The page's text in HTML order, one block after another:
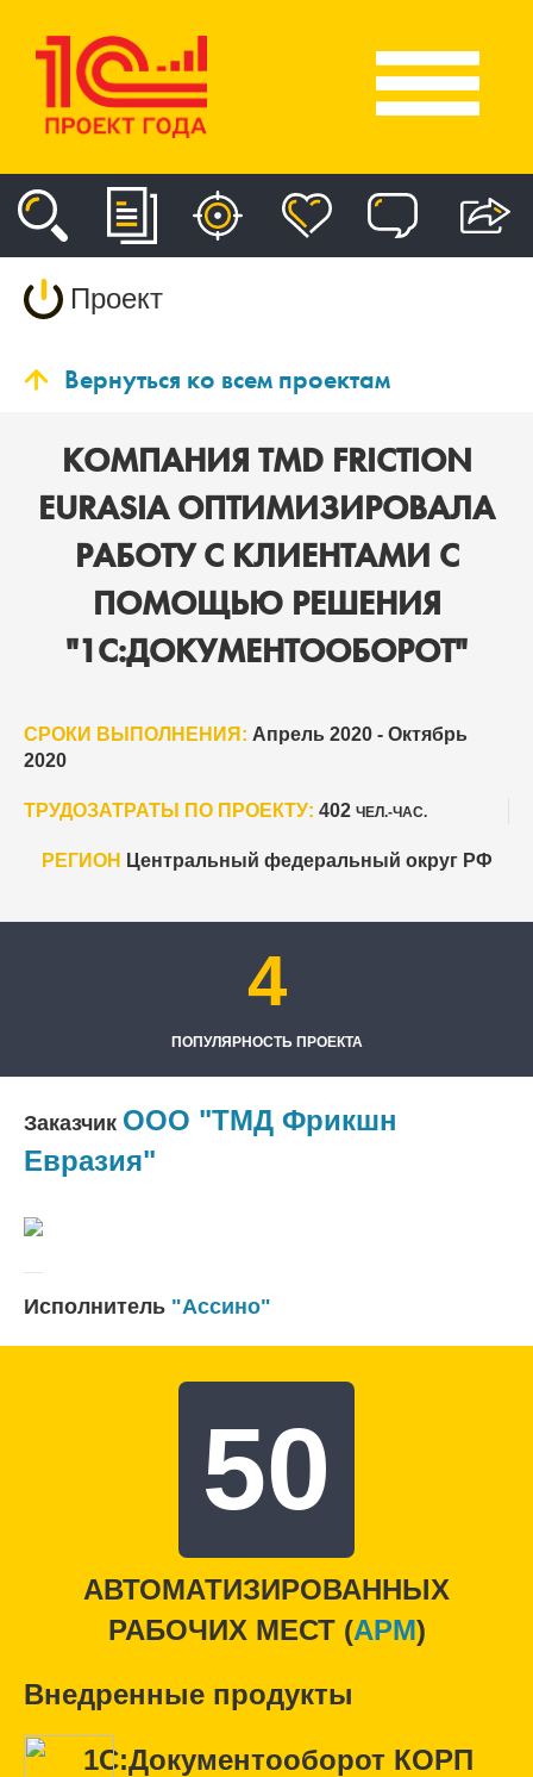
Проект
Вернуться ко всем проектам
КОМПАНИЯ TMD FRICTION
EURASIA ОПТИМИЗИРОВАЛА
РАБОТУ С КЛИЕНТАМИ С
ПОМОЩЬЮ РЕШЕНИЯ
"1С:ДОКУМЕНТООБОРОТ"
СРОКИ ВЫПОЛНЕНИЯ: Апрель 2020 - Октябрь
2020
ТРУДОЗАТРАТЫ ПО ПРОЕКТУ: 402 ЧЕЛ.-ЧАС.
РЕГИОН Центральный федеральный округ РФ
4
ПОПУЛЯРНОСТЬ ПРОЕКТА
Заказчик ООО "ТМД Фрикшн
Евразия"
Исполнитель "Ассино"
50
АВТОМАТИЗИРОВАННЫХ
РАБОЧИХ МЕСТ (APM)
Внедренные продукты
1С:Документооборот КОРП